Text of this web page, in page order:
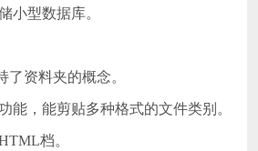
型数据库。
资料夹的概念。
，能剪贴多种格式的文件类别。
档。